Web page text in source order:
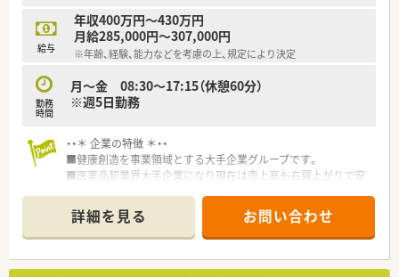
給与
年収400万円～430万円
月給285,000円～307,000円
※年齢、経験、能力などを考慮の上、規定により決定
勤務
時間
月～金 08:30～17:15（休憩60分）
※週5日勤務
・・＊ 企業の特徴 ＊・・
■健康創造を事業領域とする大手企業グループです。
■医薬品卸業界大手企業になり現在は売上高も右肩上がりで安
■東証プライム上場 売上高2兆円以上を誇る医薬品専門商社で
す。
■医療現場に密着し、MS(営業)や管理薬剤師や配送者など幅広
い人が活躍しています。
詳細を見る お問い合わせ